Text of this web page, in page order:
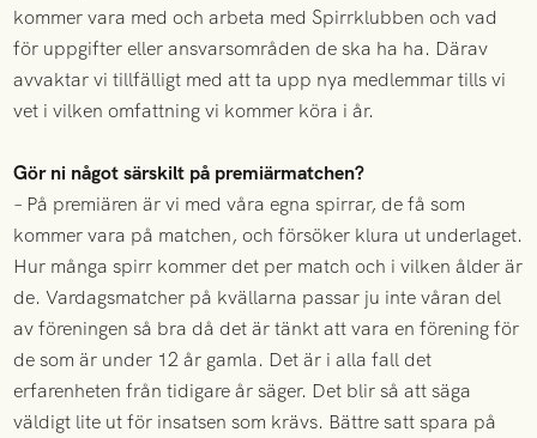
kommer vara med och arbeta med Spirrklubben och vad
för uppgifter eller ansvarsområden de ska ha ha. Därav
avvaktar vi tillfälligt med att ta upp nya medlemmar tills vi
vet i vilken omfattning vi kommer köra i år.
Gör ni något särskilt på premiärmatchen?
– På premiären är vi med våra egna spirrar, de få som
kommer vara på matchen, och försöker klura ut underlaget.
Hur många spirr kommer det per match och i vilken ålder är
de. Vardagsmatcher på kvällarna passar ju inte våran del
av föreningen så bra då det är tänkt att vara en förening för
de som är under 12 år gamla. Det är i alla fall det
erfarenheten från tidigare år säger. Det blir så att säga
väldigt lite ut för insatsen som krävs. Bättre satt spara på